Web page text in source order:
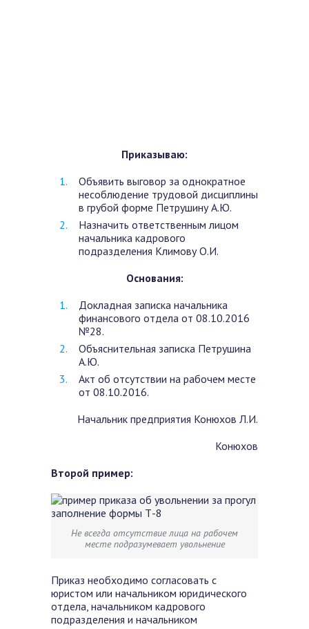
Приказываю:
Объявить выговор за однократное
несоблюдение трудовой дисциплины
в грубой форме Петрушину А.Ю.
Назначить ответственным лицом
начальника кадрового
подразделения Климову О.И.
Основания:
Докладная записка начальника
финансового отдела от 08.10.2016
№28.
Объяснительная записка Петрушина
А.Ю.
Акт об отсутствии на рабочем месте
от 08.10.2016.
Начальник предприятия Конюхов Л.И.
Конюхов
Второй пример:
Не всегда отсутствие лица на рабочем
месте подразумевает увольнение
Приказ необходимо согласовать с
юристом или начальником юридического
отдела, начальником кадрового
подразделения и начальником